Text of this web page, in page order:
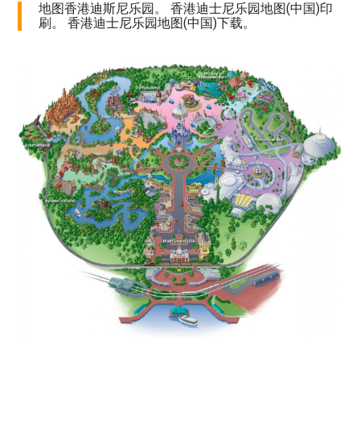
地图香港迪斯尼乐园。 香港迪士尼乐园地图(中国)印
刷。 香港迪士尼乐园地图(中国)下载。